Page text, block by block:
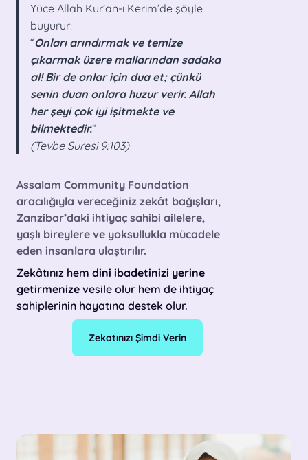
Yüce Allah Kur’an-ı Kerim’de şöyle
buyurur:
“Onları arındırmak ve temize
çıkarmak üzere mallarından sadaka
al! Bir de onlar için dua et; çünkü
senin duan onlara huzur verir. Allah
her şeyi çok iyi işitmekte ve
bilmektedir.“
(Tevbe Suresi 9:103)
Assalam Community Foundation
aracılığıyla vereceğiniz zekât bağışları,
Zanzibar’daki ihtiyaç sahibi ailelere,
yaşlı bireylere ve yoksullukla mücadele
eden insanlara ulaştırılır.
Zekâtınız hem dini ibadetinizi yerine
getirmenize vesile olur hem de ihtiyaç
sahiplerinin hayatına destek olur.
Zekatınızı Şimdi Verin